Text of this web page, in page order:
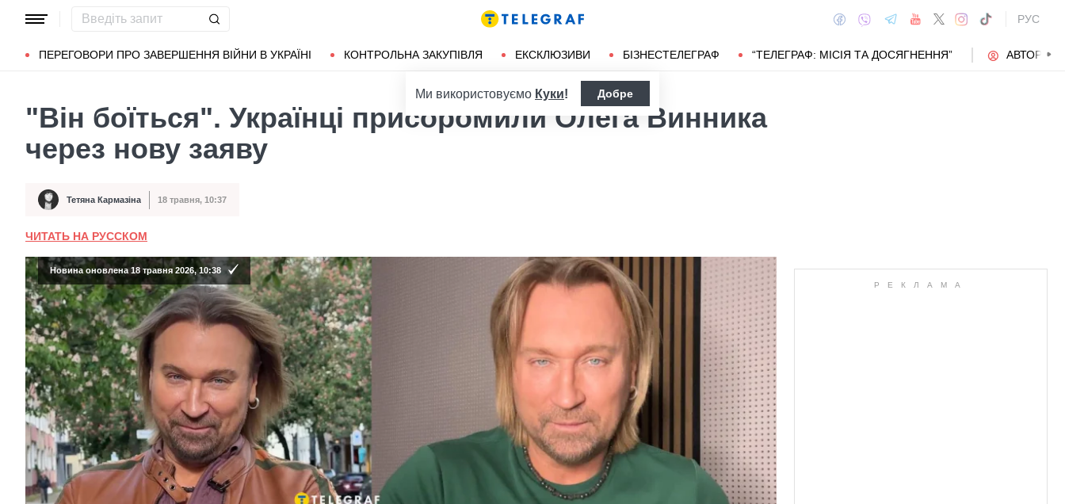
РУС
ПЕРЕГОВОРИ ПРО ЗАВЕРШЕННЯ ВІЙНИ В УКРАЇНІ КОНТРОЛЬНА ЗАКУПІВЛЯ ЕКСКЛЮЗИВИ БІЗНЕСТЕЛЕГРАФ “ТЕЛЕГРАФ: МІСІЯ ТА ДОСЯГНЕННЯ” АВТОРИ
Популярні запити Маріуполь Донбас
Ми використовуємо Куки! Добре
"Він боїться". Українці присоромили Олега Винника
через нову заяву
Автор Тетяна Кармазіна
Дата публікації 18 травня, 10:37
ЧИТАТЬ НА РУССКОМ
Новина оновлена 18 травня 2026, 10:38